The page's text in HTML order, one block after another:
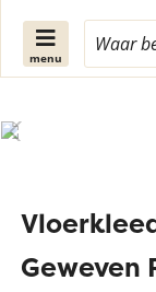
menu
Geweven